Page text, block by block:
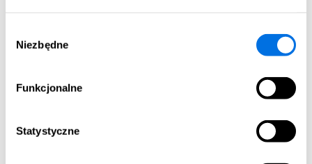
zgody
Niezbędne
Funkcjonalne
Statystyczne